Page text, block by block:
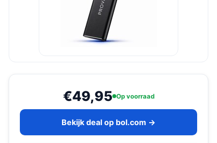
€49,95 Op voorraad
Bekijk deal op bol.com →